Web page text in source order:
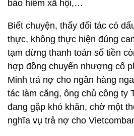
bảo hiểm xã hội,…
Biết chuyện, thấy đối tác có
thực, không thực hiện đúng
tạm dừng thanh toán số tiền
hợp đồng chuyển nhượng cổ
Minh trả nợ cho ngân hàng
tác làm căng, ông chủ công ty
đang gặp khó khăn, chờ một
nghĩa vụ trả nợ cho